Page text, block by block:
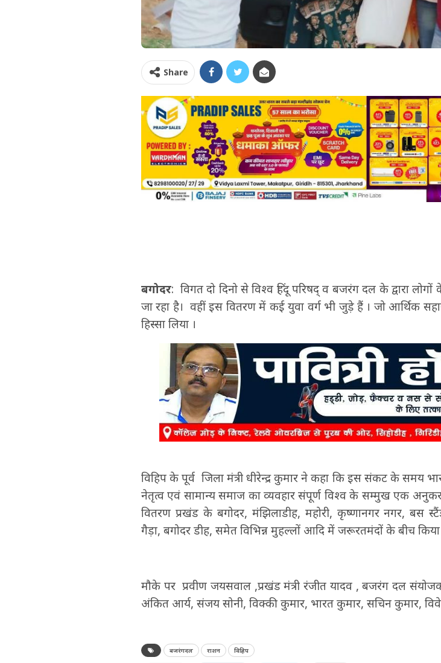
Share
बगोदर: विगत दो दिनो से विश्व हिंदू परिषद् व बजरंग दल के द्वारा लोगों
जा रहा है। वहीं इस वितरण में कई युवा वर्ग भी जुड़े हैं । जो आर्थिक
हिस्सा लिया ।
विहिप के पूर्व जिला मंत्री धीरेन्द्र कुमार ने कहा कि इस संकट के समय
नेतृत्व एवं सामान्य समाज का व्यवहार संपूर्ण विश्व के सम्मुख एक
वितरण प्रखंड के बगोदर, मंझिलाडीह, महोरी, कृष्णानगर नगर, बस
गैड़ा, बगोदर डीह, समेत विभिन्न मुहल्लों आदि में जरूरतमंदों के बीच किया
मौके पर प्रवीण जयसवाल ,प्रखंड मंत्री रंजीत यादव , बजरंग दल
अंकित आर्य, संजय सोनी, विक्की कुमार, भारत कुमार, सचिन कुमार,
बजरंगदल राशन विहिप